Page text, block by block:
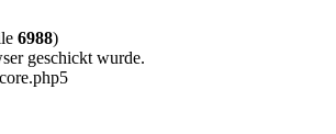
6988)
geschickt wurde.